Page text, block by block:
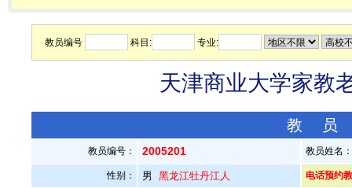
教员编号 科目: 专业:
天津商业大学家教
教
教员编号： 2005201 教员姓名
性别： 男 黑龙江牡丹江人 电话预约